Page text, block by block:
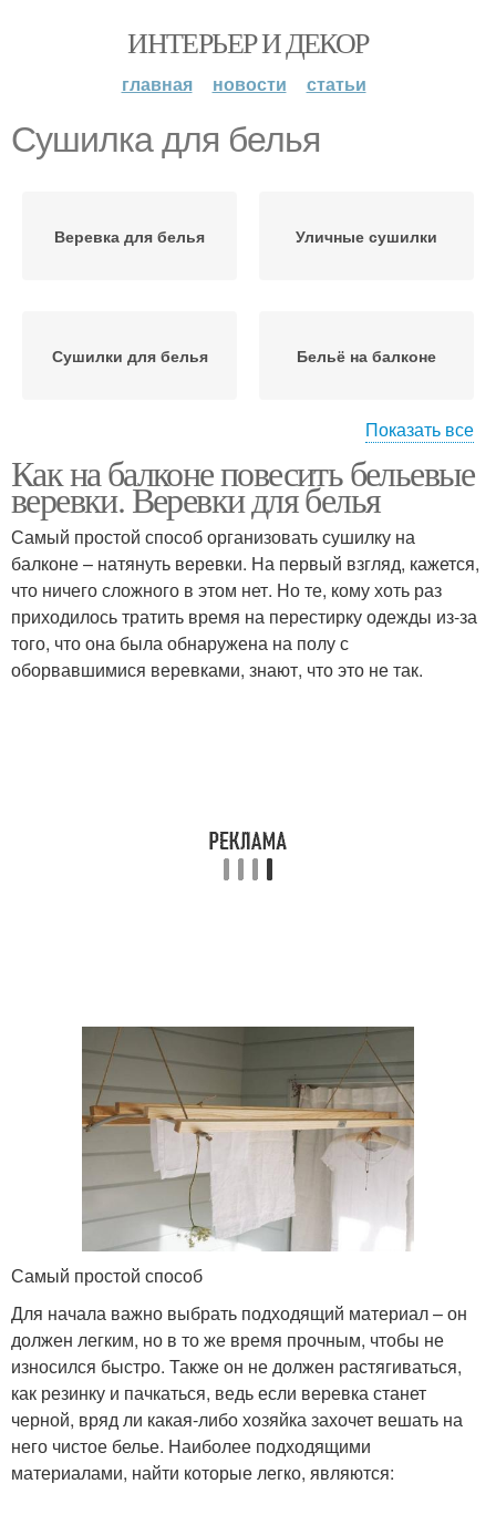
ИНТЕРЬЕР И ДЕКОР
главная новости статьи
Сушилка для белья
Веревка для белья Уличные сушилки
Сушилки для белья Бельё на балконе
Веревки для белья Самодельные сушилки
Балконная сушилка Инерционная сушилка
Показать все
Как на балконе повесить бельевые
веревки. Веревки для белья
Самый простой способ организовать сушилку на
балконе – натянуть веревки. На первый взгляд, кажется,
что ничего сложного в этом нет. Но те, кому хоть раз
приходилось тратить время на перестирку одежды из-за
того, что она была обнаружена на полу с
оборвавшимися веревками, знают, что это не так.
Самый простой способ
Для начала важно выбрать подходящий материал – он
должен легким, но в то же время прочным, чтобы не
износился быстро. Также он не должен растягиваться,
как резинку и пачкаться, ведь если веревка станет
черной, вряд ли какая-либо хозяйка захочет вешать на
него чистое белье. Наиболее подходящими
материалами, найти которые легко, являются: